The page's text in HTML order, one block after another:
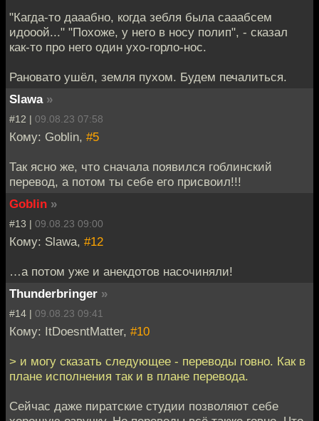
"Кагда-то дааабно, когда зебля была сааабсем
идооой..." "Похоже, у него в носу полип", - сказал
как-то про него один ухо-горло-нос.
Рановато ушёл, земля пухом. Будем печалиться.
Slawa »
#12 | 09.08.23 07:58
Кому: Goblin, #5
Так ясно же, что сначала появился гоблинский
перевод, а потом ты себе его присвоил!!!
Goblin »
#13 | 09.08.23 09:00
Кому: Slawa, #12
…а потом уже и анекдотов насочиняли!
Thunderbringer »
#14 | 09.08.23 09:41
Кому: ItDoesntMatter, #10
> и могу сказать следующее - переводы говно. Как в
плане исполнения так и в плане перевода.
Cейчас даже пиратские студии позволяют себе